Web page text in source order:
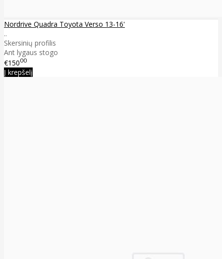
Nordrive Quadra Toyota Verso 13-16'
..
Skersinių profilis
Ant lygaus stogo
€15000
Į krepšelį